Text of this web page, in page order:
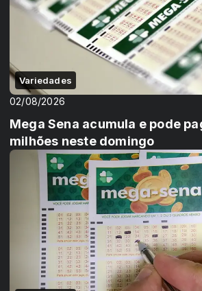
Variedades
02/08/2026
Mega Sena acumula e pode
milhões neste domingo